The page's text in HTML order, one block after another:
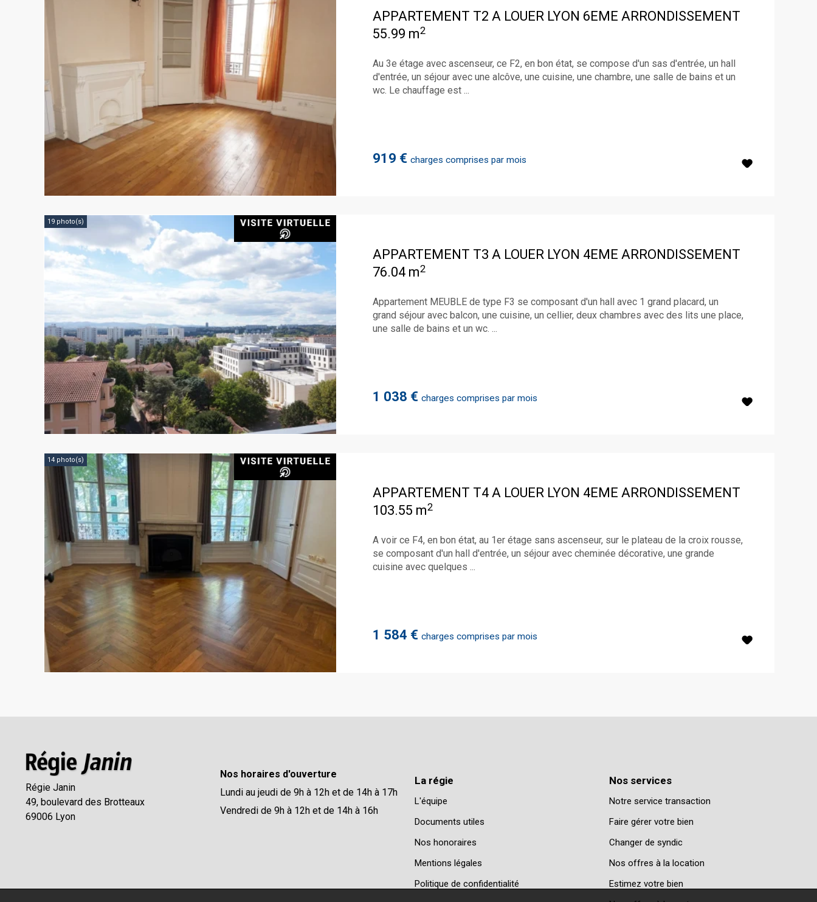
APPARTEMENT T2 A LOUER LYON 6EME ARRONDISSEMENT
55.99 m2
919 € charges comprises par mois
Au 3e étage avec ascenseur, ce F2, en bon état, se compose d'un sas d'entrée, un hall
d'entrée, un séjour avec une alcôve, une cuisine, une chambre, une salle de bains et un
wc. Le chauffage est ...
19 photo(s)
APPARTEMENT T3 A LOUER LYON 4EME ARRONDISSEMENT
76.04 m2
1 038 € charges comprises par mois
Appartement MEUBLE de type F3 se composant d'un hall avec 1 grand placard, un
grand séjour avec balcon, une cuisine, un cellier, deux chambres avec des lits une place,
une salle de bains et un wc. ...
14 photo(s)
APPARTEMENT T4 A LOUER LYON 4EME ARRONDISSEMENT
103.55 m2
1 584 € charges comprises par mois
A voir ce F4, en bon état, au 1er étage sans ascenseur, sur le plateau de la croix rousse,
se composant d'un hall d'entrée, un séjour avec cheminée décorative, une grande
cuisine avec quelques ...
Régie Janin
49, boulevard des Brotteaux
69006 Lyon
Nos horaires d'ouverture
Lundi au jeudi de 9h à 12h et de 14h à 17h
Vendredi de 9h à 12h et de 14h à 16h
La régie
L'équipe
Documents utiles
Nos honoraires
Mentions légales
Politique de confidentialité
Nos services
Notre service transaction
Faire gérer votre bien
Changer de syndic
Nos offres à la location
Estimez votre bien